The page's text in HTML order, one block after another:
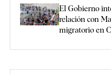
El Gobierno
relación con
migratorio en